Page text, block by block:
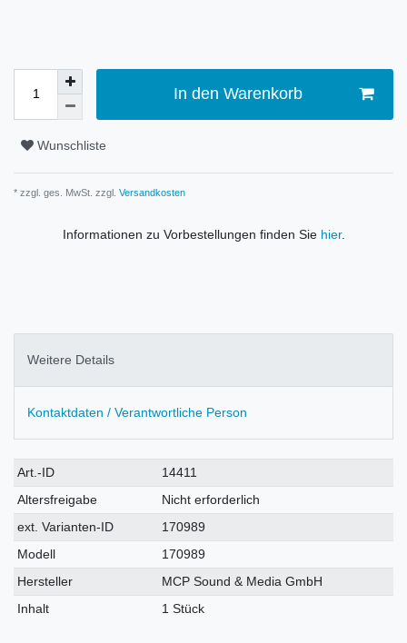
In den Warenkorb
Wunschliste
* zzgl. ges. MwSt. zzgl. Versandkosten
Informationen zu Vorbestellungen finden Sie hier.
Weitere Details
Kontaktdaten / Verantwortliche Person
Technisches
Merkmal
Wert
Art.-ID
14411
Altersfreigabe
Nicht erforderlich
ext. Varianten-ID
170989
Modell
170989
Hersteller
MCP Sound & Media GmbH
Inhalt
1 Stück